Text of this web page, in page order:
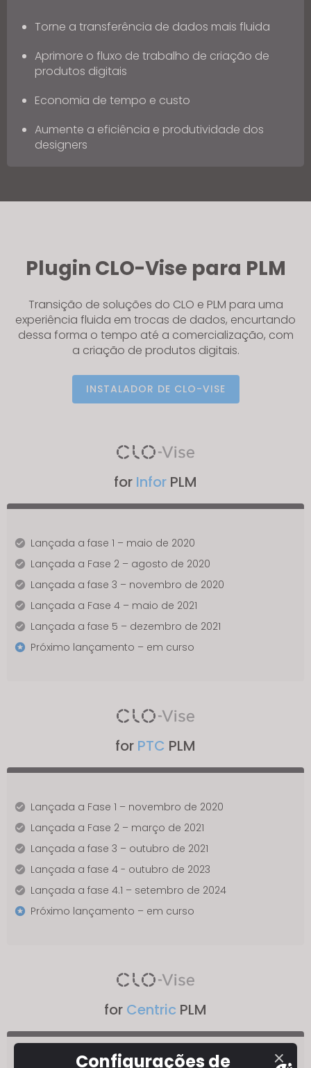
Torne a transferência de dados mais fluida
Aprimore o fluxo de trabalho de criação de
produtos digitais
Economia de tempo e custo
Aumente a eficiência e produtividade dos
designers
Plugin CLO-Vise para PLM
Transição de soluções do CLO e PLM para uma
experiência fluida em trocas de dados, encurtando
dessa forma o tempo até a comercialização, com
a criação de produtos digitais.
INSTALADOR DE CLO-VISE
for Infor PLM
Lançada a fase 1 – maio de 2020
Lançada a Fase 2 – agosto de 2020
Lançada a fase 3 – novembro de 2020
Lançada a Fase 4 – maio de 2021
Lançada a fase 5 – dezembro de 2021
Próximo lançamento – em curso
for PTC PLM
Lançada a Fase 1 – novembro de 2020
Lançada a Fase 2 – março de 2021
Lançada a fase 3 – outubro de 2021
Lançada a fase 4 - outubro de 2023
Lançada a fase 4.1 – setembro de 2024
Próximo lançamento – em curso
for Centric PLM
Configurações de